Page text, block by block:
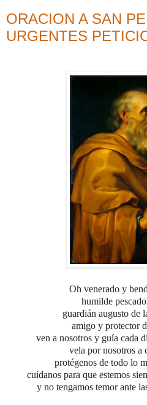
ORACION A SAN
URGENTES
Oh venerado y
humilde
guardián augusto de
amigo y protector
ven a nosotros y guía cada
vela por nosotros a
protégenos de todo lo
cuídanos para que estemos
y no tengamos temor ante